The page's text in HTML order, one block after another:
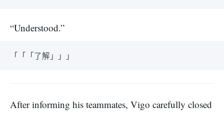
“Understood.”
「「「了解」」」
After informing his teammates, Vigo carefully closed